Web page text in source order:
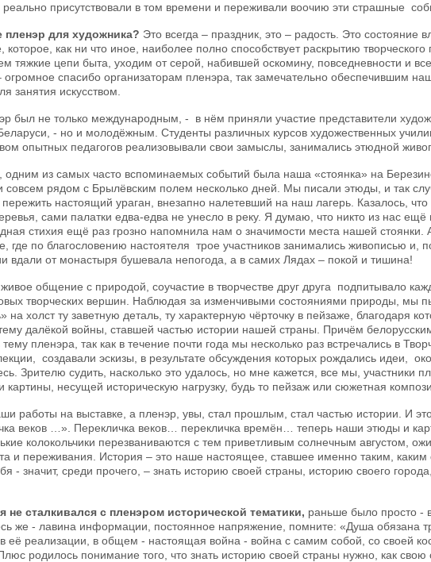
присутствовали в том времени и переживали воочию эти страшные
пленэр для художника? Это всегда – праздник, это – радость. Это состояние
которое, как ни что иное, наиболее полно способствует раскрытию
тяжкие цепи быта, уходим от серой, набившей оскомину, повседневности и
огромное спасибо организаторам пленэра, так замечательно обеспечившим
занятия искусством.
был не только международным, - в нём приняли участие представители
- но и молодёжным. Студенты различных курсов художественных
опытных педагогов реализовывали свои замыслы, занимались этюдной
одним из самых часто вспоминаемых событий была наша «стоянка» на
совсем рядом с Брылёвским полем несколько дней. Мы писали этюды, и так
настоящий ураган, внезапно налетевший на наш лагерь. Казалось, что
сами палатки едва-едва не унесло в реку. Я думаю, что никто из нас
стихия ещё раз грозно напомнила нам о значимости места нашей стоянки.
где по благословению настоятеля трое участников занимались живописью и,
вдали от монастыря бушевала непогода, а в самих Лядах – покой и тишина!
живое общение с природой, соучастие в творчестве друг друга подпитывало
творческих вершин. Наблюдая за изменчивыми состояниями природы, мы
на холст ту заветную деталь, ту характерную чёрточку в пейзаже, благодаря
далёкой войны, ставшей частью истории нашей страны. Причём
тему пленэра, так как в течение почти года мы несколько раз встречались в
создавали эскизы, в результате обсуждения которых рождались идеи,
Зрителю судить, насколько это удалось, но мне кажется, все мы,
картины, несущей историческую нагрузку, будь то пейзаж или сюжетная
работы на выставке, а пленэр, увы, стал прошлым, стал частью истории. И
веков …». Перекличка веков… перекличка времён… теперь наши этюды и
колокольчики перезваниваются с тем приветливым солнечным августом,
и переживания. История – это наше настоящее, ставшее именно таким, каким
- значит, среди прочего, – знать историю своей страны, историю своего
не сталкивался с пленэром исторической тематики, раньше было просто -
же - лавина информации, постоянное напряжение, помните: «Душа обязана
её реализации, в общем - настоящая война - война с самим собой, со своей
родилось понимание того, что знать историю своей страны нужно, как